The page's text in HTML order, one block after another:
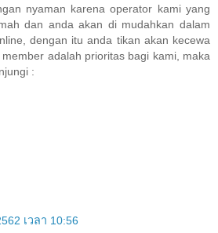
nyaman karena operator kami yang
dan anda akan di mudahkan dalam
dengan itu anda tikan akan kecewa
adalah prioritas bagi kami, maka
:
เวลา 10:56